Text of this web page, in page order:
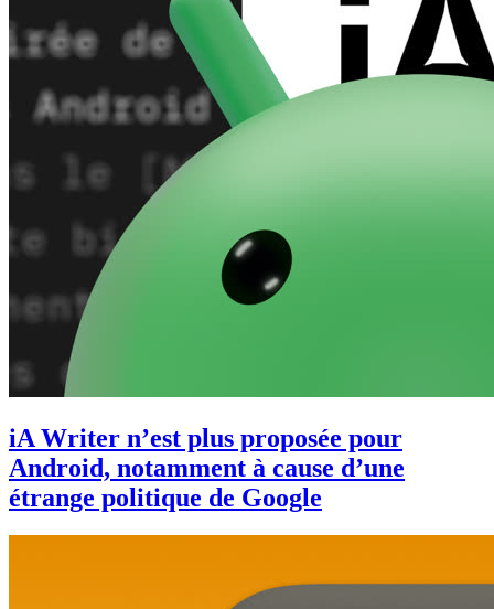
iA Writer n’est plus proposée pour
Android, notamment à cause d’une
étrange politique de Google